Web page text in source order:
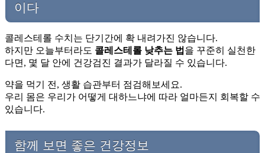
이다
콜레스테롤 수치는 단기간에 확 내려가진 않습니다.
하지만 오늘부터라도 콜레스테롤 낮추는 법 을 꾸준히 실천한
다면, 몇 달 안에 건강검진 결과가 달라질 수 있습니다.
약을 먹기 전, 생활 습관부터 점검해보세요.
우리 몸은 우리가 어떻게 대하느냐에 따라 얼마든지 회복할 수
있습니다.
함께 보면 좋은 건강정보